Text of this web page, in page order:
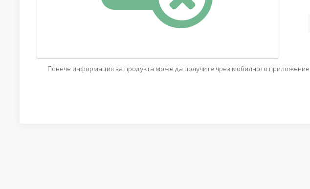
Повече информация за продукта може да получите чрез мобилното